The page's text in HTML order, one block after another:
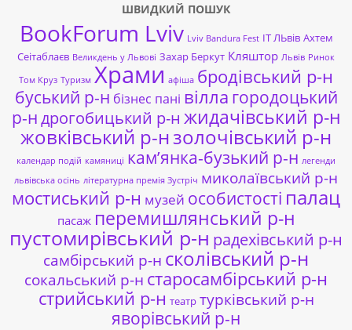
ШВИДКИЙ ПОШУК
BookForum Lviv Lviv Bandura Fest ІТ ЛЬвів Ахтем
Сеітаблаєв Великдень у Львові Захар Беркут Кляштор Львів Ринок
Том Круз Туризм Храми афіша бродівський р-н
буський р-н бізнес пані вілла городоцький
р-ндрогобицький р-н жидачівський р-н
жовківський р-нзолочівський р-н
календар подій камяниці кам’янка-бузький р-н легенди
львівська осінь літературна премія Зустріч миколаївський р-н
мостиський р-н музей особистості палац
пасаж перемишлянський р-н
пустомирівський р-н радехівський р-н
самбірський р-н сколівський р-н
сокальський р-н старосамбірський р-н
стрийський р-н театр турківський р-н
яворівський р-н